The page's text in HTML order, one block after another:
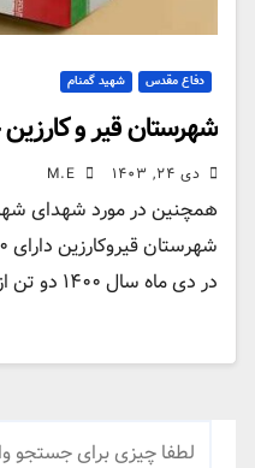
دفاع مقدس شهید گمنام
شهرستان قیر و
دی ۲۴, ۱۴۰۳
همچنین در مورد شهدای
در دی ماه سال ۱۴۰۰ دو تن از شهیدان گمنام کشف شدند ،…
جستجو